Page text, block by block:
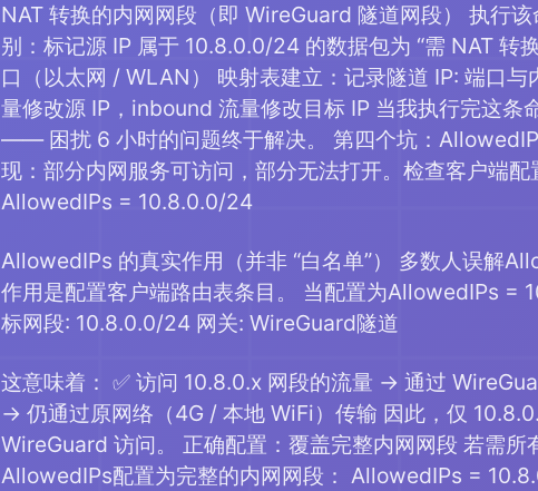
NAT 转换的内网网段（即 WireGuard 隧道网段） 执行
别：标记源 IP 属于 10.8.0.0/24 的数据包为 “需 NAT 转
口（以太网 / WLAN） 映射表建立：记录隧道 IP: 端口
量修改源 IP，inbound 流量修改目标 IP 当我执行完这条
—— 困扰 6 小时的问题终于解决。 第四个坑：
现：部分内网服务可访问，部分无法打开。检查客户端
AllowedIPs = 10.8.0.0/24
AllowedIPs 的真实作用（并非 “白名单”） 多数人误解
作用是配置客户端路由表条目。 当配置为AllowedIPs =
标网段: 10.8.0.0/24 网关: WireGuard隧道
这意味着： ✅ 访问 10.8.0.x 网段的流量 → 通过
→ 仍通过原网络（4G / 本地 WiFi）传输 因此，仅
WireGuard 访问。 正确配置：覆盖完整内网网段 若需
AllowedIPs配置为完整的内网网段： AllowedIPs =